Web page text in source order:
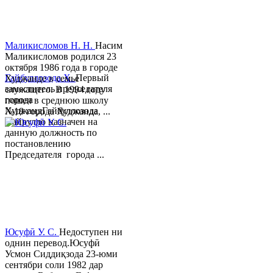
Гайбуллозода Х.Первый
заместитель председателя
города
ХуджандГайбуллозода
Хайрулло назначен на
данную должность по
постановлению
Председателя города ...
Маликисломов Н. Н. Насим
Маликисломов родился 23
октября 1986 года в городе
Худжанде в семье
служащего. В 1994 году
пошел в среднюю школу
№18 города Худжанда, ...
Юсуфӣ У. C. Недоступен ни
однин перевод.Юсуфӣ
Усмон Сиддиқзода 23-юми
сентябри соли 1982 дар